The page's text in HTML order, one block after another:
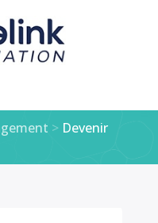
> Devenir